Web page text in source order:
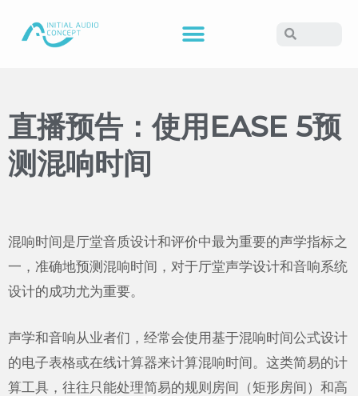
直播预告：使用EASE 5预
测混响时间
混响时间是厅堂音质设计和评价中最为重要的声学指标之
一，准确地预测混响时间，对于厅堂声学设计和音响系统
设计的成功尤为重要。
声学和音响从业者们，经常会使用基于混响时间公式设计
的电子表格或在线计算器来计算混响时间。这类简易的计
算工具，往往只能处理简易的规则房间（矩形房间）和高